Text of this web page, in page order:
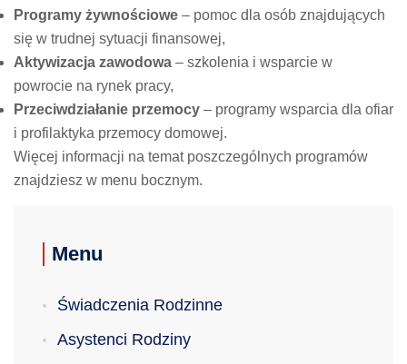
Programy żywnościowe – pomoc dla osób znajdujących
się w trudnej sytuacji finansowej,
Aktywizacja zawodowa – szkolenia i wsparcie w
powrocie na rynek pracy,
Przeciwdziałanie przemocy – programy wsparcia dla ofiar
i profilaktyka przemocy domowej.
Więcej informacji na temat poszczególnych programów
znajdziesz w menu bocznym.
Menu
Świadczenia Rodzinne
Asystenci Rodziny